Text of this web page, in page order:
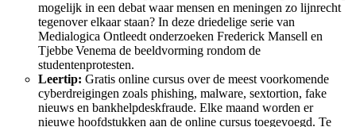
mogelijk in een debat waar mensen en meningen zo lijnrecht
tegenover elkaar staan? In deze driedelige serie van
Medialogica Ontleedt onderzoeken Frederick Mansell en
Tjebbe Venema de beeldvorming rondom de
studentenprotesten.
Leertip: Gratis online cursus over de meest voorkomende
cyberdreigingen zoals phishing, malware, sextortion, fake
nieuws en bankhelpdeskfraude. Elke maand worden er
nieuwe hoofdstukken aan de online cursus toegevoegd. Te